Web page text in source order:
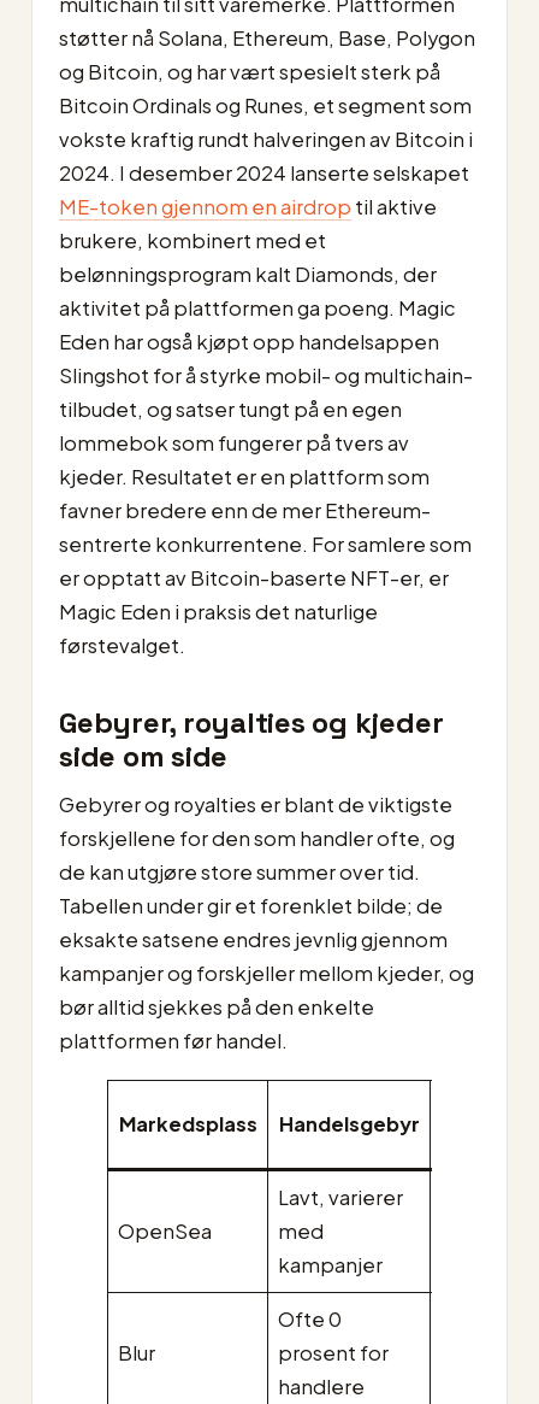
støtter nå Solana, Ethereum, Base, Polygon
og Bitcoin, og har vært spesielt sterk på
Bitcoin Ordinals og Runes, et segment som
vokste kraftig rundt halveringen av Bitcoin i
2024. I desember 2024 lanserte selskapet
ME-token gjennom en airdrop til aktive
brukere, kombinert med et
belønningsprogram kalt Diamonds, der
aktivitet på plattformen ga poeng. Magic
Eden har også kjøpt opp handelsappen
Slingshot for å styrke mobil- og multichain-
tilbudet, og satser tungt på en egen
lommebok som fungerer på tvers av
kjeder. Resultatet er en plattform som
favner bredere enn de mer Ethereum-
sentrerte konkurrentene. For samlere som
er opptatt av Bitcoin-baserte NFT-er, er
Magic Eden i praksis det naturlige
førstevalget.
Gebyrer, royalties og kjeder
side om side
Gebyrer og royalties er blant de viktigste
forskjellene for den som handler ofte, og
de kan utgjøre store summer over tid.
Tabellen under gir et forenklet bilde; de
eksakte satsene endres jevnlig gjennom
kampanjer og forskjeller mellom kjeder, og
bør alltid sjekkes på den enkelte
plattformen før handel.
Markedsplass Handelsgebyr
OpenSea
Lavt, varierer
med
kampanjer
Blur
Ofte 0
prosent for
handlere